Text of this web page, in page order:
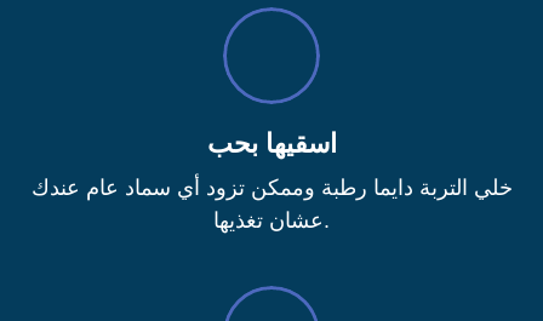
اسقيها بحب
خلي التربة دايما رطبة وممكن تزود أي سماد عام عندك
عشان تغذيها.